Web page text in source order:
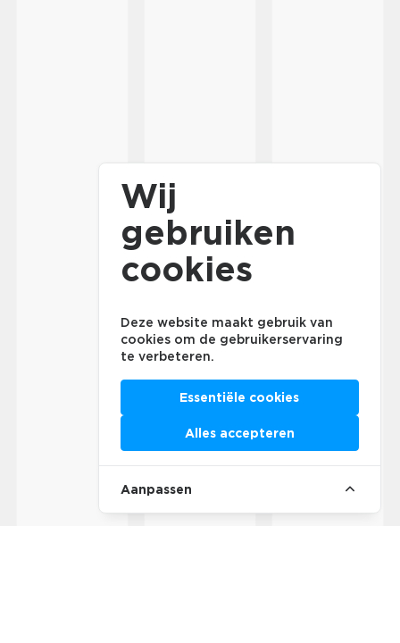
Wij
gebruiken
cookies
Deze website maakt gebruik van
cookies om de gebruikerservaring
te verbeteren.
Essentiële cookies
Alles accepteren
Aanpassen